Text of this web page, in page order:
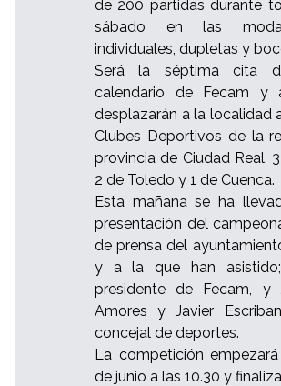
de 200 partidas durante
sábado en las
individuales, dupletas y
Será la séptima cita
calendario de Fecam
desplazarán a la localidad
Clubes Deportivos de la
provincia de Ciudad Real,
2 de Toledo y 1 de Cuenca.
Esta mañana se ha
presentación del
de prensa del
y a la que han asistido;
presidente de Fecam, y
Amores y Javier
concejal de deportes.
La competición
de junio a las 10.30 y